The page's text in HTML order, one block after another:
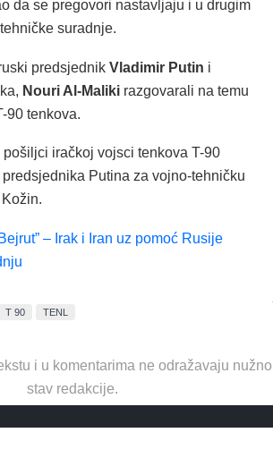
da se pregovori nastavljaju i u drugim
suradnje.
predsjednik Vladimir Putin i
Nouri Al-Maliki razgovarali na temu
90 tenkova.
iračkoj vojsci tenkova T-90
Putina za vojno-tehničku
– Irak i Iran uz pomoć Rusije
T 90 TENL
i u komentarima ne odražavaju nužno
stav redakcije.